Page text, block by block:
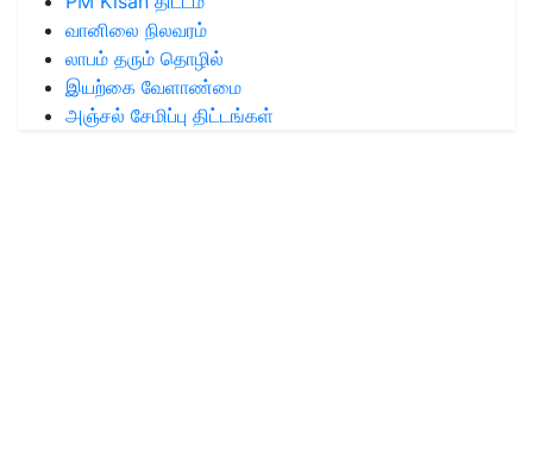
வானிலை நிலவரம்
லாபம் தரும் தொழில்
இயற்கை வேளாண்மை
அஞ்சல் சேமிப்பு திட்டங்கள்